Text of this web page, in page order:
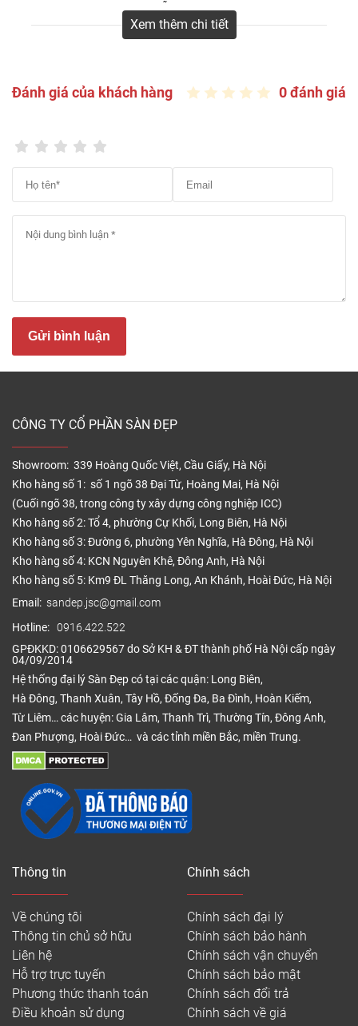
cao, thay thế cho sàn gỗ tự nhiên truyền thống.
chọn hàng đầu cho nhà ở hiện đại?
trở thành một trong những vật liệu hoàn thiện nội
lựa chọn mặc định cho mọi không gian thì ngày nay,
xu hướng thiết kế hiện đại đã có sự thay đổi rõ rệt.
Người dùng không chỉ quan tâm đến độ bền mà còn
chú trọng đến tính thẩm mỹ, cảm giác sử dụng và
khả năng tạo nên một không gian sống ấm cúng,
gần gũi.
Vật liệu lát sàn này đáp ứng tốt những yêu cầu đó
nhờ sự kết hợp giữa công nghệ sản xuất hiện đại,
Các dòng sản phẩm hiện nay không chỉ mô phỏng
vẻ đẹp của gỗ tự nhiên mà còn được cải tiến đáng
kể về khả năng chống trầy xước, chống ẩm, chống
mối mọt và độ ổn định trong quá trình sử dụng.
Tạo nên không gian sống sang trọng và ấm cúng
Điểm khác biệt dễ nhận thấy nhất của loại sàn gỗ
này là khả năng mang lại cảm giác ấm áp cho
không gian. Những đường vân gỗ tự nhiên, màu sắc
đa dạng từ tông sáng đến các gam màu óc chó
sang trọng giúp ngôi nhà trở nên tinh tế và có chiều
Xem thêm chi tiết
Đánh giá của khách hàng 0 đánh giá
Gửi bình luận
CÔNG TY CỔ PHẦN SÀN ĐẸP
Showroom: 339 Hoàng Quốc Việt, Cầu Giấy, Hà Nội
Kho hàng số 1: số 1 ngõ 38 Đại Từ, Hoàng Mai, Hà Nội
(Cuối ngõ 38, trong công ty xây dựng công nghiệp ICC)
Kho hàng số 2: Tổ 4, phường Cự Khối, Long Biên, Hà Nội
Kho hàng số 3: Đường 6, phường Yên Nghĩa, Hà Đông, Hà Nội
Kho hàng số 4: KCN Nguyên Khê, Đông Anh, Hà Nội
Kho hàng số 5: Km9 ĐL Thăng Long, An Khánh, Hoài Đức, Hà Nội
Email: sandep.jsc@gmail.com
Hotline: 0916.422.522
GPĐKKD: 0106629567 do Sở KH & ĐT thành phố Hà Nội cấp ngày
04/09/2014
Hệ thống đại lý Sàn Đẹp có tại các quận: Long Biên,
Hà Đông, Thanh Xuân, Tây Hồ, Đống Đa, Ba Đình, Hoàn Kiếm,
Từ Liêm… các huyện: Gia Lâm, Thanh Trì, Thường Tín, Đông Anh,
Đan Phượng, Hoài Đức… và các tỉnh miền Bắc, miền Trung.
Thông tin
Về chúng tôi
Thông tin chủ sở hữu
Liên hệ
Hỗ trợ trực tuyến
Phương thức thanh toán
Điều khoản sử dụng
Chính sách
Chính sách đại lý
Chính sách bảo hành
Chính sách vận chuyển
Chính sách bảo mật
Chính sách đổi trả
Chính sách về giá